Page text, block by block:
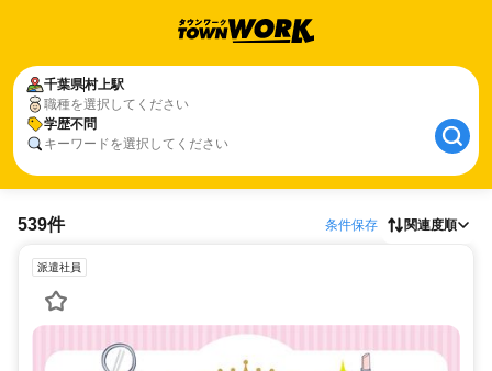
千葉県村上駅
職種を選択してください
学歴不問
キーワードを選択してください
539件 条件保存 関連度順
派遣社員